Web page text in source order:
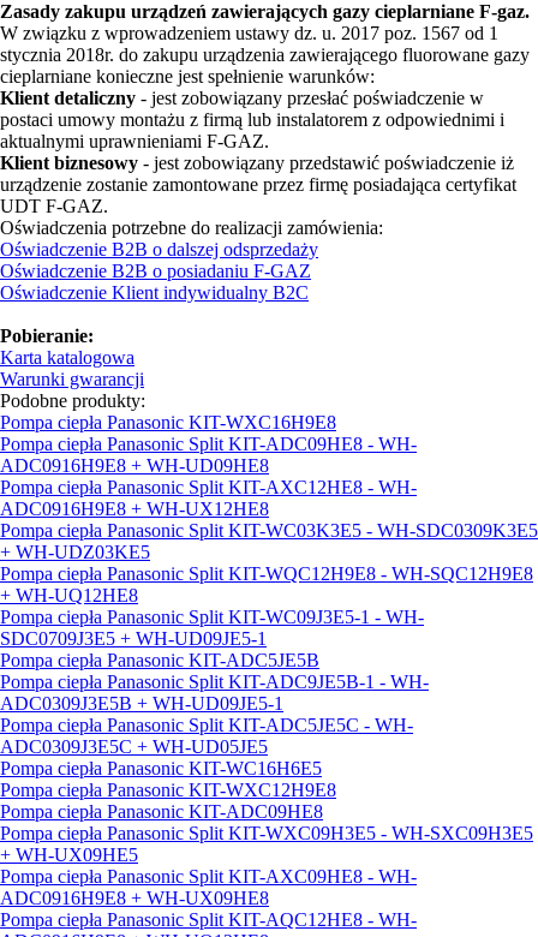
Zasady zakupu urządzeń zawierających gazy cieplarniane F-gaz.
W związku z wprowadzeniem ustawy dz. u. 2017 poz. 1567 od 1
stycznia 2018r. do zakupu urządzenia zawierającego fluorowane gazy
cieplarniane konieczne jest spełnienie warunków:
Klient detaliczny - jest zobowiązany przesłać poświadczenie w
postaci umowy montażu z firmą lub instalatorem z odpowiednimi i
aktualnymi uprawnieniami F-GAZ.
Klient biznesowy - jest zobowiązany przedstawić poświadczenie iż
urządzenie zostanie zamontowane przez firmę posiadająca certyfikat
UDT F-GAZ.
Oświadczenia potrzebne do realizacji zamówienia:
Oświadczenie B2B o dalszej odsprzedaży
Oświadczenie B2B o posiadaniu F-GAZ
Oświadczenie Klient indywidualny B2C
Pobieranie:
Karta katalogowa
Warunki gwarancji
Podobne produkty:
Pompa ciepła Panasonic KIT-WXC16H9E8
Pompa ciepła Panasonic Split KIT-ADC09HE8 - WH-
ADC0916H9E8 + WH-UD09HE8
Pompa ciepła Panasonic Split KIT-AXC12HE8 - WH-
ADC0916H9E8 + WH-UX12HE8
Pompa ciepła Panasonic Split KIT-WC03K3E5 - WH-SDC0309K3E5
+ WH-UDZ03KE5
Pompa ciepła Panasonic Split KIT-WQC12H9E8 - WH-SQC12H9E8
+ WH-UQ12HE8
Pompa ciepła Panasonic Split KIT-WC09J3E5-1 - WH-
SDC0709J3E5 + WH-UD09JE5-1
Pompa ciepła Panasonic KIT-ADC5JE5B
Pompa ciepła Panasonic Split KIT-ADC9JE5B-1 - WH-
ADC0309J3E5B + WH-UD09JE5-1
Pompa ciepła Panasonic Split KIT-ADC5JE5C - WH-
ADC0309J3E5C + WH-UD05JE5
Pompa ciepła Panasonic KIT-WC16H6E5
Pompa ciepła Panasonic KIT-WXC12H9E8
Pompa ciepła Panasonic KIT-ADC09HE8
Pompa ciepła Panasonic Split KIT-WXC09H3E5 - WH-SXC09H3E5
+ WH-UX09HE5
Pompa ciepła Panasonic Split KIT-AXC09HE8 - WH-
ADC0916H9E8 + WH-UX09HE8
Pompa ciepła Panasonic Split KIT-AQC12HE8 - WH-